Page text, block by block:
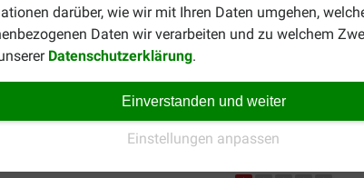
darüber, wie wir mit Ihren Daten umgehen,
Daten wir verarbeiten und zu welchem
Datenschutzerklärung.
Einverstanden und weiter
Einstellungen anpassen
für den Einsatz im Auto
drückten sich an allen
werden, eine
worden ist. Hier bestelle
Die Decke ist sehr
Silke Dupuis